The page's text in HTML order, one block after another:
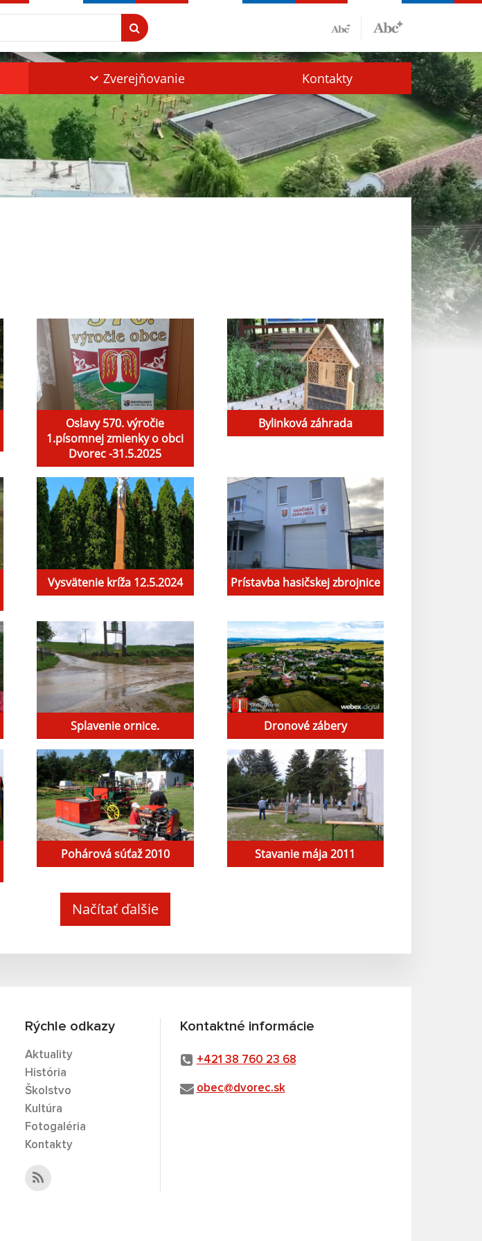
Zverejňovanie Kontakty
Oslavy 570. výročie
1.písomnej zmienky o obci
Dvorec -31.5.2025
Bylinková záhrada
Vysvätenie kríža 12.5.2024 Prístavba hasičskej zbrojnice
Splavenie ornice. Dronové zábery
Pohárová súťaž 2010 Stavanie mája 2011
Načítať ďalšie
Rýchle odkazy
Aktuality
História
Školstvo
Kultúra
Fotogaléria
Kontakty
Kontaktné informácie
+421 38 760 23 68
obec@dvorec.sk